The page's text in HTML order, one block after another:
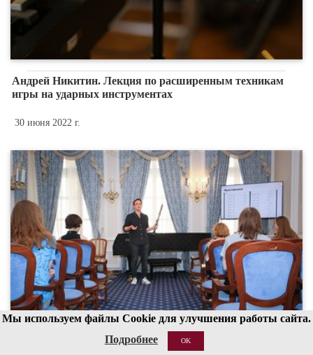
Андрей Никитин. Лекция по расширенным техникам
игры на ударных инструментах
30 июня 2022 г.
Мы используем файлы Cookie для улучшения работы сайта.
Подробнее
OK